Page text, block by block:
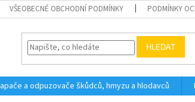
VŠEOBECNÉ OBCHODNÍ PODMÍNKY PODMÍNKY
HLEDAT
a odpuzovače škůdců, hmyzu a hlodavců